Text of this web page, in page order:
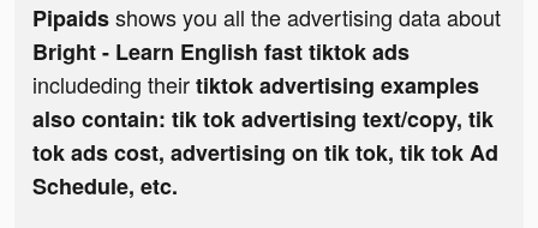
Pipaidsshows you all the advertising data about
Bright - Learn English fast tiktok ads
includeding theirtiktok advertising examples
also contain: tik tok advertising text/copy, tik
tok ads cost, advertising on tik tok, tik tok Ad
Schedule, etc.